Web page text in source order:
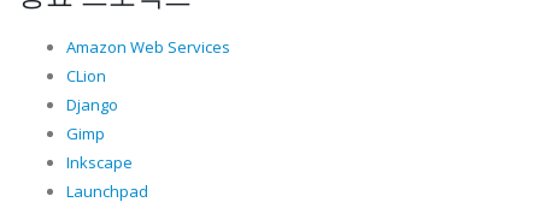
Amazon Web Services
CLion
Django
Gimp
Inkscape
Launchpad